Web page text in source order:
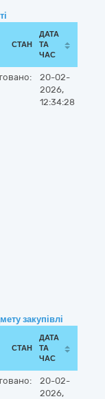
СТАН
ДАТА
ТА
ЧАС
20-02-
2026,
12:34:28
закупівлі
СТАН
ДАТА
ТА
ЧАС
20-02-
2026,